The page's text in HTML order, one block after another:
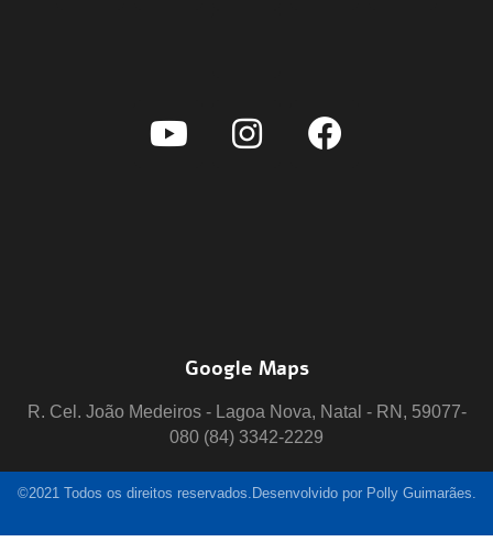
Google Maps
R. Cel. João Medeiros - Lagoa Nova, Natal - RN, 59077-
080 (84) 3342-2229
©2021 Todos os direitos reservados.Desenvolvido por Polly Guimarães.